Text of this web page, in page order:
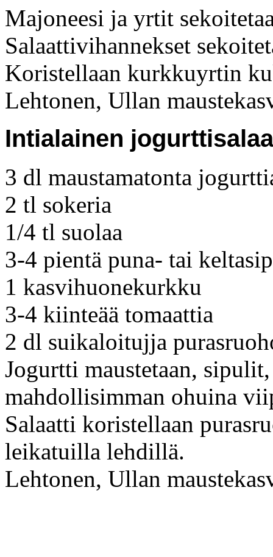
Majoneesi ja yrtit
Salaattivihannekset
Koristellaan kurkkuyrtin
Lehtonen, Ullan
Intialainen
3 dl maustamatonta
2 tl sokeria
1/4 tl suolaa
3-4 pientä puna- tai
1 kasvihuonekurkku
3-4 kiinteää tomaattia
2 dl suikaloitujja
Jogurtti maustetaan,
mahdollisimman ohuina
Salaatti koristellaan
leikatuilla lehdillä.
Lehtonen, Ullan